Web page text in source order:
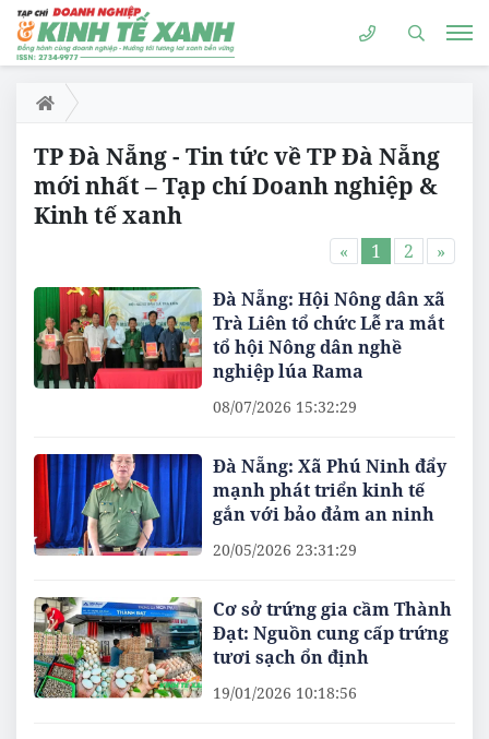
TP Đà Nẵng - Tin tức về TP Đà Nẵng
mới nhất – Tạp chí Doanh nghiệp &
Kinh tế xanh
« 1 2 »
Đà Nẵng: Hội Nông dân xã
Trà Liên tổ chức Lễ ra mắt
tổ hội Nông dân nghề
nghiệp lúa Rama
08/07/2026 15:32:29
Đà Nẵng: Xã Phú Ninh đẩy
mạnh phát triển kinh tế
gắn với bảo đảm an ninh
20/05/2026 23:31:29
Cơ sở trứng gia cầm Thành
Đạt: Nguồn cung cấp trứng
tươi sạch ổn định
19/01/2026 10:18:56